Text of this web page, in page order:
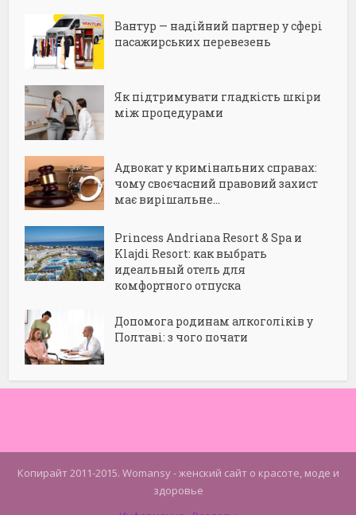
Вантур — надійний партнер у сфері
пасажирських перевезень
Як підтримувати гладкість шкіри
між процедурами
Адвокат у кримінальних справах:
чому своєчасний правовий захист
має вирішальне...
Princess Andriana Resort & Spa и
Klajdi Resort: как выбрать
идеальный отель для
комфортного отпуска
Допомога родинам алкоголіків у
Полтаві: з чого почати
Копирайт 2011-2015. Womansy - женский сайт о красоте, моде и
здоровье